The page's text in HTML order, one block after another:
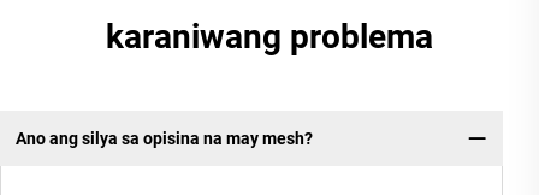
karaniwang problema
Ano ang silya sa opisina na may mesh?